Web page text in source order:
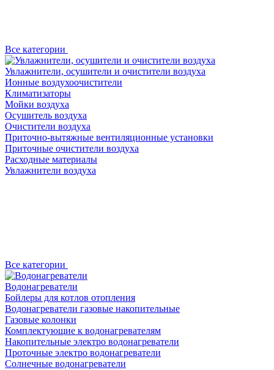
Все категории
Увлажнители, осушители и очистители воздуха
Ионные воздухоочистители
Климатизаторы
Мойки воздуха
Осушитель воздуха
Очистители воздуха
Приточно-вытяжные вентиляционные установки
Приточные очистители воздуха
Расходные материалы
Увлажнители воздуха
Все категории
Водонагреватели
Бойлеры для котлов отопления
Водонагреватели газовые накопительные
Газовые колонки
Комплектующие к водонагревателям
Накопительные электро водонагреватели
Проточные электро водонагреватели
Солнечные водонагреватели